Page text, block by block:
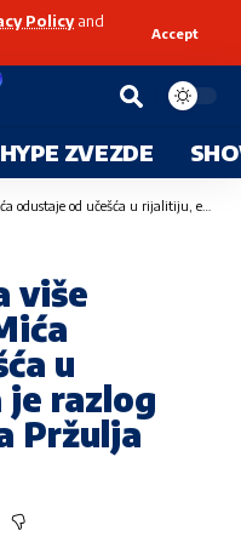
Policyand
Accept
HYPE ZVEZDE
u rijalitiju, evo šta je razlog odluke Miroslava Pržulja
više
u
razlog
Pržulja